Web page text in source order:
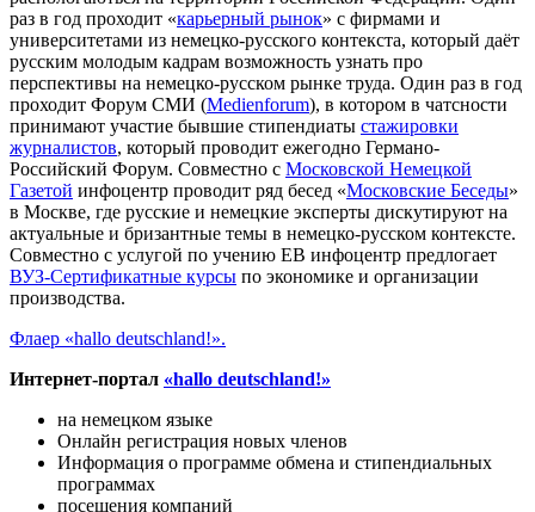
раз в год проходит «карьерный рынок» с фирмами и
университетами из немецко-русского контекста, который даёт
русским молодым кадрам возможность узнать про
перспективы на немецко-русском рынке труда. Один раз в год
проходит Форум СМИ (Medienforum), в котором в чатсности
принимают участие бывшие стипендиаты стажировки
журналистов, который проводит ежегодно Германо-
Российский Форум. Совместно с Московской Немецкой
Газетой инфоцентр проводит ряд бесед «Московские Беседы»
в Москве, где русские и немецкие эксперты дискутируют на
актуальные и бризантные темы в немецко-русском контексте.
Совместно с услугой по учению EB инфоцентр предлогает
ВУЗ-Сертификатные курсы по экономике и организации
производства.
Флаер «hallo deutschland!».
Интернет-портал «hallo deutschland!»
на немецком языке
Онлайн регистрация новых членов
Информация о программе обмена и стипендиальных
программах
посещения компаний